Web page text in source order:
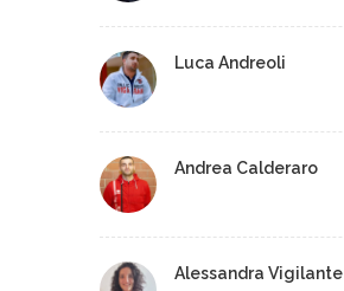
Luca Andreoli
Andrea Calderaro
Alessandra Vigilante